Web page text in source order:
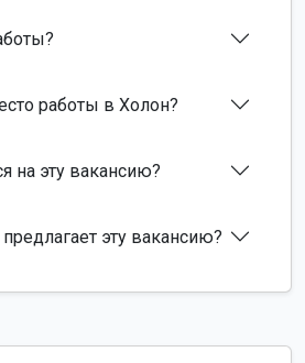
работы в Холон?
на эту вакансию?
эту вакансию?